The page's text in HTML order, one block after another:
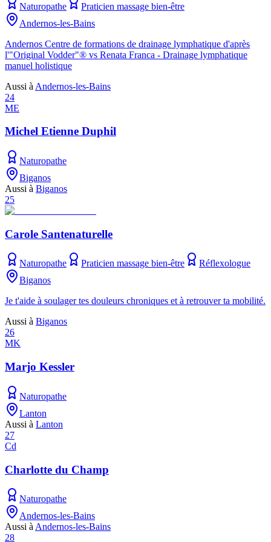
Naturopathe
Praticien massage bien-être
Andernos-les-Bains
Andernos Centre de formations de drainage lymphatique d'après
l'"Original Vodder"® vs Renata Franca - Drainage lymphatique
manuel holistique
Aussi à Andernos-les-Bains
24
ME
Michel Etienne Duphil
Naturopathe
Biganos
Aussi à Biganos
25
Carole Santenaturelle
Naturopathe Praticien massage bien-être
Réflexologue
Biganos
Je t'aide à soulager tes douleurs chroniques et à retrouver ta mobilité.
Aussi à Biganos
26
MK
Marjo Kessler
Naturopathe
Lanton
Aussi à Lanton
27
Cd
Charlotte du Champ
Naturopathe
Andernos-les-Bains
Aussi à Andernos-les-Bains
28